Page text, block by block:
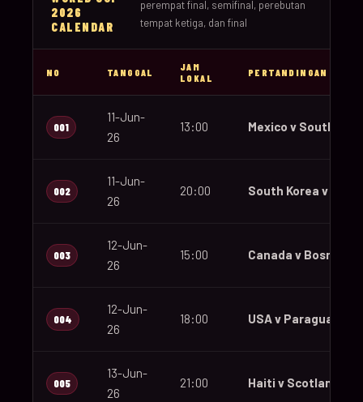
2026
CALENDAR
perempat final, semifinal, perebutan
tempat ketiga, dan final
NO TANGGAL
JAM
LOKAL
PERTANDINGAN
001
11-Jun-
26
13:00 Mexico v South
002
11-Jun-
26
20:00 South Korea v
003
12-Jun-
26
15:00 Canada v Bosnia
004
12-Jun-
26
18:00 USA v Paraguay
005
13-Jun-
26
21:00 Haiti v Scotland